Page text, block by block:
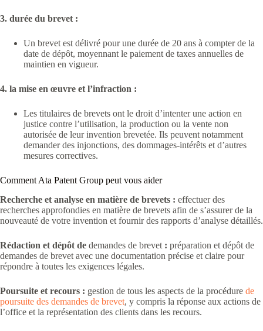
3. durée du brevet :
Un brevet est délivré pour une durée de 20 ans à compter de la
date de dépôt, moyennant le paiement de taxes annuelles de
maintien en vigueur.
4. la mise en œuvre et l’infraction :
Les titulaires de brevets ont le droit d’intenter une action en
justice contre l’utilisation, la production ou la vente non
autorisée de leur invention brevetée. Ils peuvent notamment
demander des injonctions, des dommages-intérêts et d’autres
mesures correctives.
Comment Ata Patent Group peut vous aider
Recherche et analyse en matière de brevets : effectuer des
recherches approfondies en matière de brevets afin de s’assurer de la
nouveauté de votre invention et fournir des rapports d’analyse détaillés.
Rédaction et dépôt de demandes de brevet : préparation et dépôt de
demandes de brevet avec une documentation précise et claire pour
répondre à toutes les exigences légales.
Poursuite et recours : gestion de tous les aspects de la procédure de
poursuite des demandes de brevet, y compris la réponse aux actions de
l’office et la représentation des clients dans les recours.